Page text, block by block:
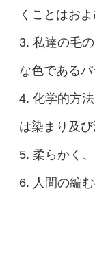
くことはお
3. 私達の毛
な色であるパ
4. 化学的方
は染まり及び
5. 柔らかく
6. 人間の編